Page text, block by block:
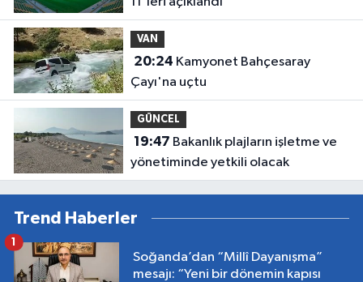
VAN
20:24
Çayı'na uçtu
GÜNCEL
19:47
yönetiminde yetkili olacak
Trend Haberler
Soğanda’dan “Millî Dayanışma”
mesajı: “Yeni bir dönemin kapısı
1